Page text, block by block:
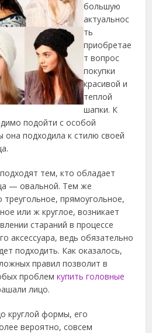
большую
актуальнос
ть
приобретае
т вопрос
покупки
красивой и
теплой
шапки. К
подойти с особой
подходила к стилю своей
тем, кто обладает
— овальной. Тем же
треугольное, прямоугольное,
или ж круглое, возникает
стараний в процессе
аксессуара, ведь обязательно
подходить. Как оказалось,
правил позволит в
проблемкупить головные
лицо.
круглой формы, его
вероятно, совсем